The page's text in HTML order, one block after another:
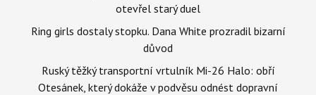
otevřel starý duel
Ring girls dostaly stopku. Dana White prozradil bizarní
důvod
Ruský těžký transportní vrtulník Mi-26 Halo: obří
Otesánek, který dokáže v podvěsu odnést dopravní